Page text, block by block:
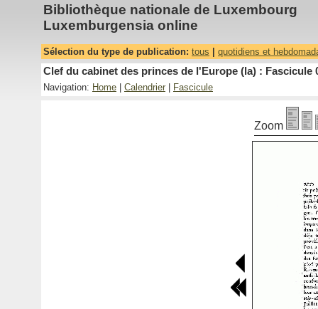
Bibliothèque nationale de Luxembourg
Luxemburgensia online
Sélection du type de publication: tous quotidiens et
Clef du cabinet des princes de l'Europe (la) : Fascicule
Navigation: Home Calendrier Fascicule
Zoom